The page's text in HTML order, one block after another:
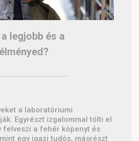
legjobb és a
a laboratóriumi
Egyrészt izgalommal tölti el
felveszi a fehér köpenyt és
egy igazi tudós, másrészt